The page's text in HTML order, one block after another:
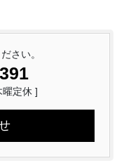
さい。
定休 ]